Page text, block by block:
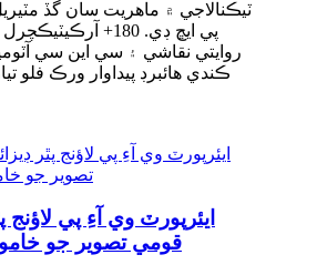
ٽيڪنالاجي ۾ ماهريت سان گڏ
پي ايڇ ڊي. 180+
روايتي نقاشي ۽ سي اين سي
ڪندي هائبرڊ پيداوار ورڪ فلو
ايئرپورٽ وي آءِ پي لاؤنج
قومي تصوير جو